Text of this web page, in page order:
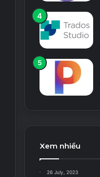
Xem nhiều
26 July, 2023